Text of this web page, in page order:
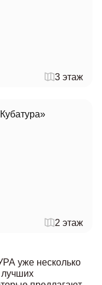
3 этаж
2 этаж
уже несколько
лучших